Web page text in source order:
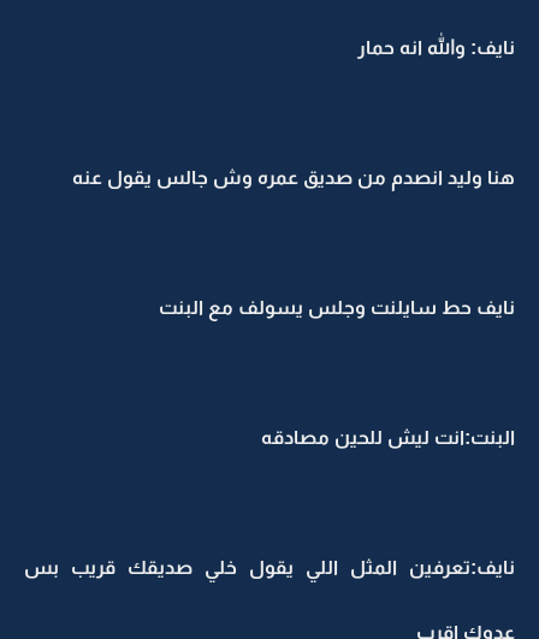
نايف: والله انه حمار
هنا وليد انصدم من صديق عمره وش جالس يقول عنه
نايف حط سايلنت وجلس يسولف مع البنت
البنت:انت ليش للحين مصادقه
نايف:تعرفين المثل اللي يقول خلي صديقك قريب بس
عدوك اقرب